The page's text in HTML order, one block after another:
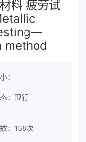
料 疲劳试
method
：
：现行
： 158次